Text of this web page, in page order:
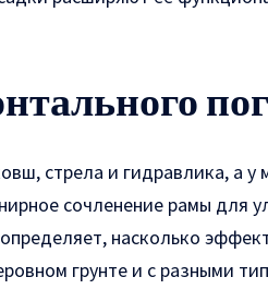
стрела и гидравлика, а у
сочленение рамы для
насколько
грунте и с разными